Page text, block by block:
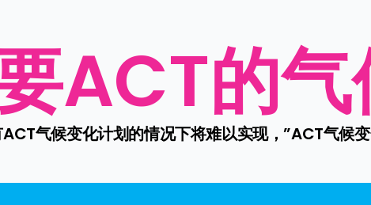
ACT的
气候变化计划的情况下将难以实现，”ACT气候